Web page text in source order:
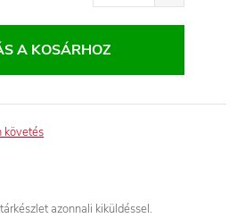
A KOSÁRHOZ
követés
azonnali kiküldéssel.